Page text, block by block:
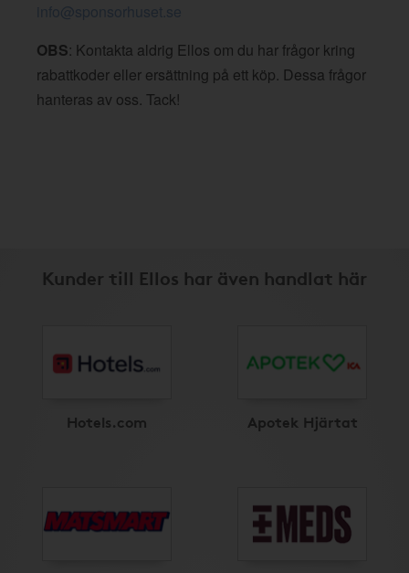
info@sponsorhuset.se
OBS: Kontakta aldrig Ellos om du har frågor kring
rabattkoder eller ersättning på ett köp. Dessa frågor
hanteras av oss. Tack!
Kunder till Ellos har även handlat här
Hotels.com Apotek Hjärtat